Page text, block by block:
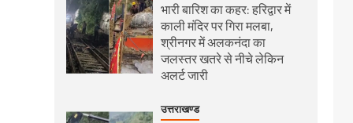
भारी बारिश का कहर: हरिद्वार में
काली मंदिर पर गिरा मलबा,
श्रीनगर में अलकनंदा का
जलस्तर खतरे से नीचे लेकिन
अलर्ट जारी
उत्तराखण्ड